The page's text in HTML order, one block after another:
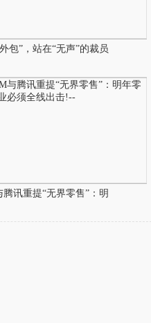
包”，站在“无声”的裁员
腾讯重提“无界零售”：明